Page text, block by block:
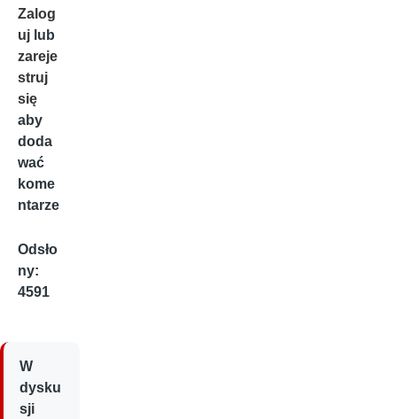
Zalog
uj lub
zareje
struj
się
aby
doda
wać
kome
ntarze
Odsło
ny:
4591
W
dysku
sji